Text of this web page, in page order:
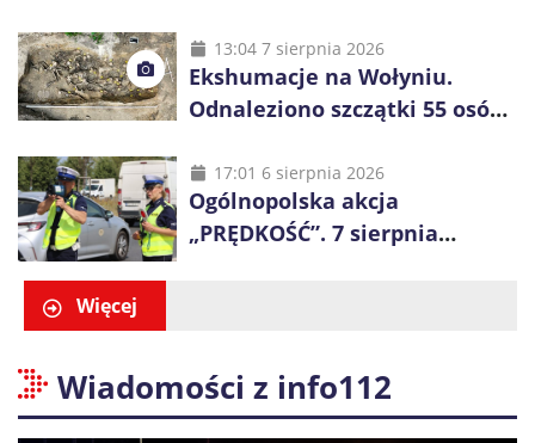
48 godzin
13:04 7 sierpnia 2026
Ekshumacje na Wołyniu.
Odnaleziono szczątki 55 osób,
17:01 6 sierpnia 2026
Ogólnopolska akcja
„PRĘDKOŚĆ”. 7 sierpnia
Więcej
Wiadomości z info112